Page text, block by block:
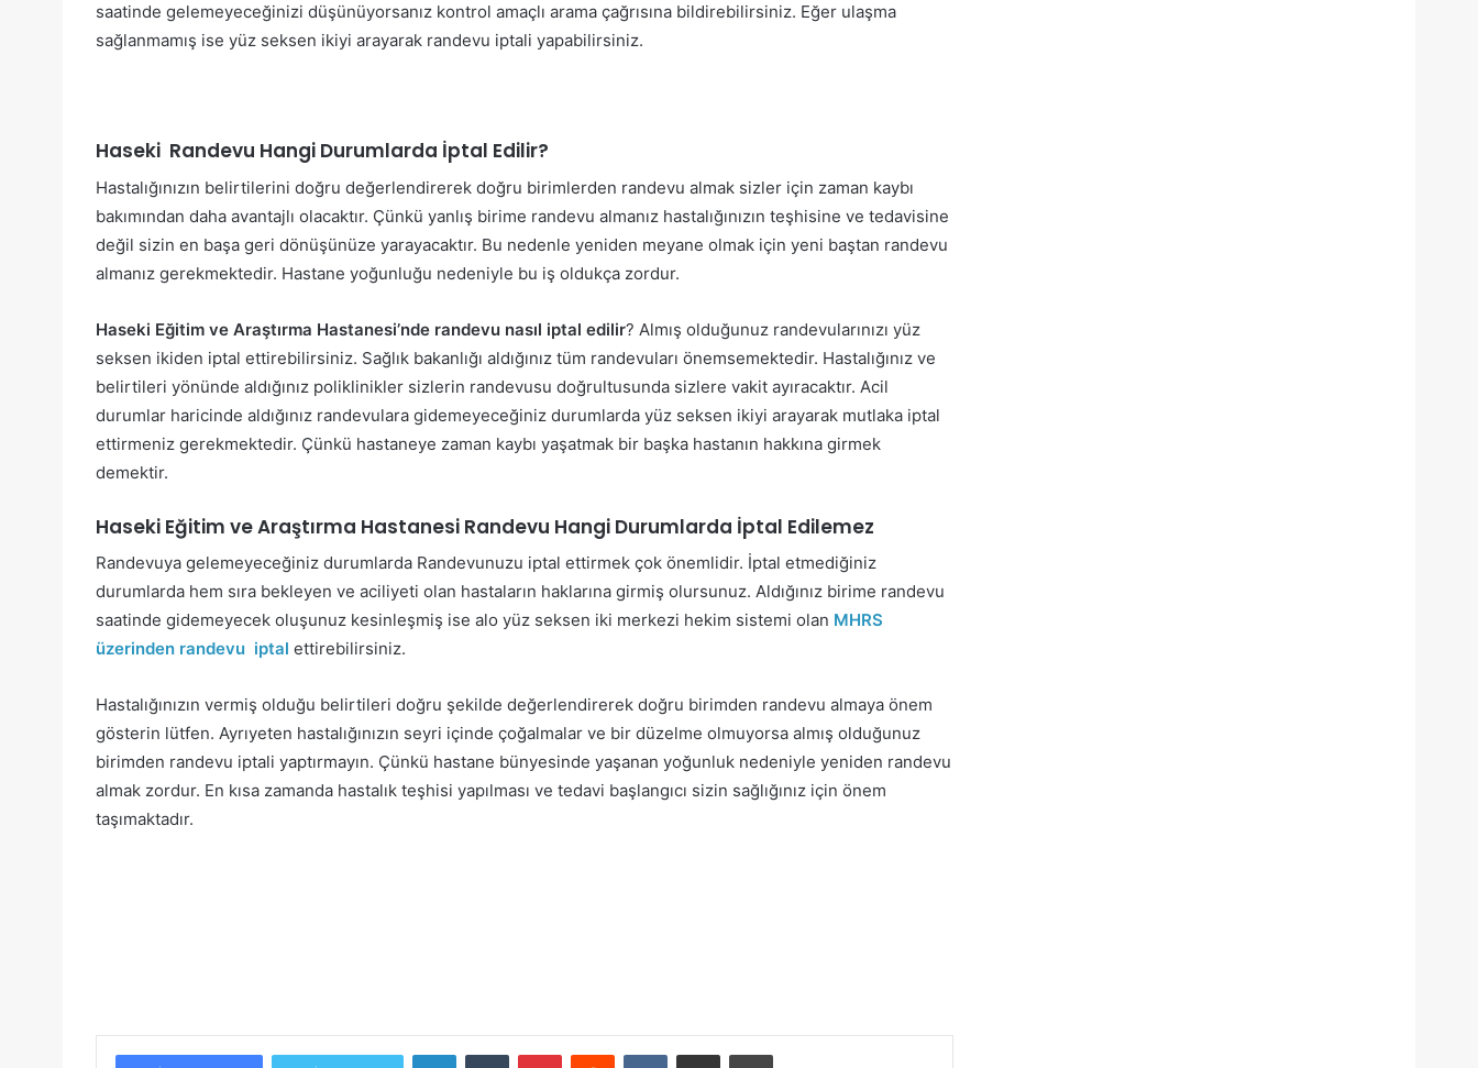
saatinde gelemeyeceğinizi düşünüyorsanız kontrol amaçlı arama çağrısına bildirebilirsiniz. Eğer ulaşma
sağlanmamış ise yüz seksen ikiyi arayarak randevu iptali yapabilirsiniz.
Haseki Randevu Hangi Durumlarda İptal Edilir?
Hastalığınızın belirtilerini doğru değerlendirerek doğru birimlerden randevu almak sizler için zaman kaybı
bakımından daha avantajlı olacaktır. Çünkü yanlış birime randevu almanız hastalığınızın teşhisine ve tedavisine
değil sizin en başa geri dönüşünüze yarayacaktır. Bu nedenle yeniden meyane olmak için yeni baştan randevu
almanız gerekmektedir. Hastane yoğunluğu nedeniyle bu iş oldukça zordur.
Haseki Eğitim ve Araştırma Hastanesi’nde randevu nasıl iptal edilir? Almış olduğunuz randevularınızı yüz
seksen ikiden iptal ettirebilirsiniz. Sağlık bakanlığı aldığınız tüm randevuları önemsemektedir. Hastalığınız ve
belirtileri yönünde aldığınız poliklinikler sizlerin randevusu doğrultusunda sizlere vakit ayıracaktır. Acil
durumlar haricinde aldığınız randevulara gidemeyeceğiniz durumlarda yüz seksen ikiyi arayarak mutlaka iptal
ettirmeniz gerekmektedir. Çünkü hastaneye zaman kaybı yaşatmak bir başka hastanın hakkına girmek
demektir.
Haseki Eğitim ve Araştırma Hastanesi Randevu Hangi Durumlarda İptal Edilemez
Randevuya gelemeyeceğiniz durumlarda Randevunuzu iptal ettirmek çok önemlidir. İptal etmediğiniz
durumlarda hem sıra bekleyen ve aciliyeti olan hastaların haklarına girmiş olursunuz. Aldığınız birime randevu
saatinde gidemeyecek oluşunuz kesinleşmiş ise alo yüz seksen iki merkezi hekim sistemi olan MHRS
üzerinden randevu iptal ettirebilirsiniz.
Hastalığınızın vermiş olduğu belirtileri doğru şekilde değerlendirerek doğru birimden randevu almaya önem
gösterin lütfen. Ayrıyeten hastalığınızın seyri içinde çoğalmalar ve bir düzelme olmuyorsa almış olduğunuz
birimden randevu iptali yaptırmayın. Çünkü hastane bünyesinde yaşanan yoğunluk nedeniyle yeniden randevu
almak zordur. En kısa zamanda hastalık teşhisi yapılması ve tedavi başlangıcı sizin sağlığınız için önem
taşımaktadır.
LinkedInTumblr PinterestReddit VKontakteE-Posta ile paylaş Yazdır